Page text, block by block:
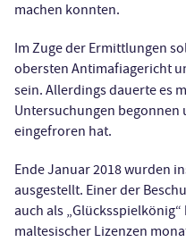
machen konnten.
Im Zuge der Ermittlungen
obersten Antimafiagericht
sein. Allerdings dauerte es
Untersuchungen begonnen
eingefroren hat.
Ende Januar 2018 wurden
ausgestellt. Einer der
auch als
maltesischer Lizenzen